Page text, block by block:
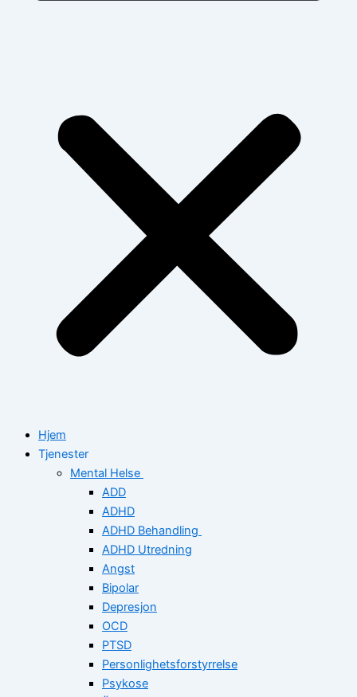
Hjem
Tjenester
Mental Helse
ADD
ADHD
ADHD Behandling
ADHD Utredning
Angst
Bipolar
Depresjon
OCD
PTSD
Personlighetsforstyrrelse
Psykose